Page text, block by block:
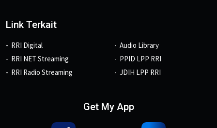
Link Terkait
RRI Digital
RRI NET Streaming
RRI Radio Streaming
Audio Library
PPID LPP RRI
JDIH LPP RRI
Get My App